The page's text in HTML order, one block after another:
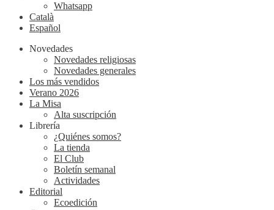
Whatsapp
Català
Español
Novedades
Novedades religiosas
Novedades generales
Los más vendidos
Verano 2026
La Misa
Alta suscripción
Librería
¿Quiénes somos?
La tienda
El Club
Boletín semanal
Actividades
Editorial
Ecoedición